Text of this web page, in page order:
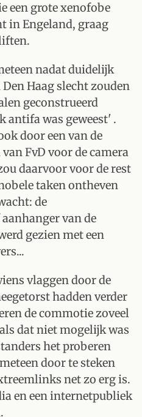
een grote xenofobe
in Engeland, graag
nadat duidelijk
Haag slecht zouden
geconstrueerd
antifa was geweest' .
door een van de
FvD voor de camera
daarvoor voor de rest
taken ontheven
de
van de
gezien met een
vlaggen door de
hadden verder
de commotie zoveel
dat niet mogelijk was
het proberen
door te steken
net zo erg is.
en een internetpubliek